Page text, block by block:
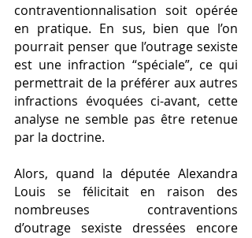
contraventionnalisation soit opérée
en pratique. En sus, bien que l’on
pourrait penser que l’outrage sexiste
est une infraction “spéciale”, ce qui
permettrait de la préférer aux autres
infractions évoquées ci-avant, cette
analyse ne semble pas être retenue
par la doctrine.
Alors, quand la députée Alexandra
Louis se félicitait en raison des
nombreuses contraventions
d’outrage sexiste dressées encore